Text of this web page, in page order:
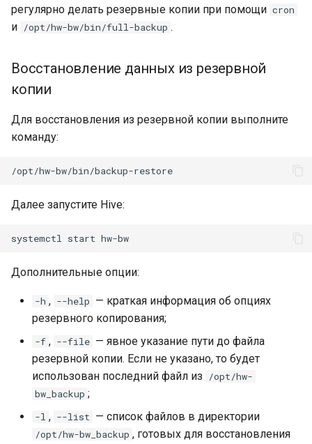
регулярно делать резервные копии при помощи cron
и /opt/hw-bw/bin/full-backup .
Восстановление данных из резервной
копии
Для восстановления из резервной копии выполните
команду:
Далее запустите Hive:
systemctl start
Дополнительные опции:
-h , --help — краткая информация об опциях
резервного копирования;
-f , --file — явное указание пути до файла
резервной копии. Если не указано, то будет
использован последний файл из
/opt/hw-
bw_backup ;
-l , --list — список файлов в директории
/opt/hw-bw_backup , готовых для восстановления